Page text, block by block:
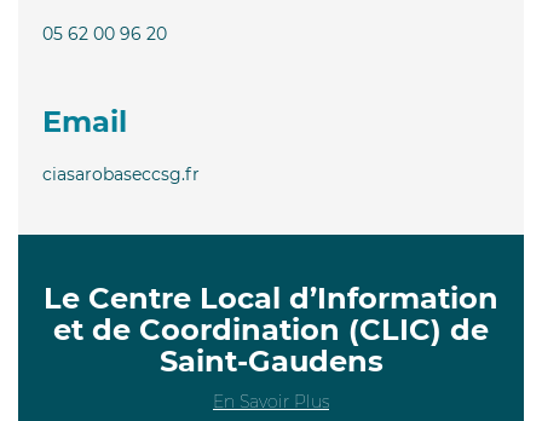
05 62 00 96 20
Email
ciasarobaseccsg.fr
Le Centre Local d’Information
et de Coordination (CLIC) de
Saint-Gaudens
En Savoir Plus